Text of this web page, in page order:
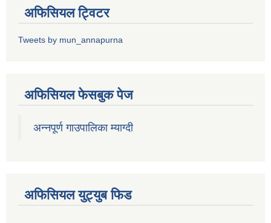
अफिसियल ट्विटर
Tweets by mun_annapurna
अफिसियल फेसबुक पेज
अन्नपूर्ण गाउपालिका म्याग्दी
अफिसियल युट्युब फिड